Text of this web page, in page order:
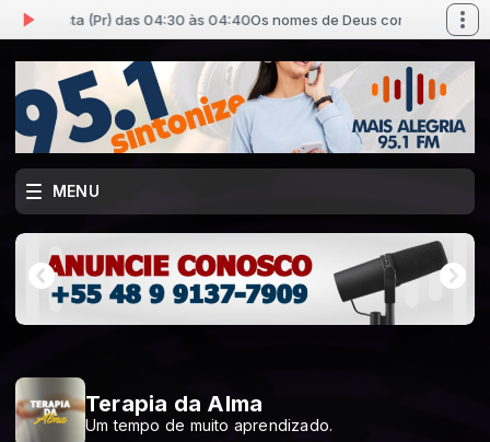
Batista (Pr) das 04:30 às 04:40Os nomes de Deus com Márcio
MENU
Terapia da Alma
Um tempo de muito aprendizado.